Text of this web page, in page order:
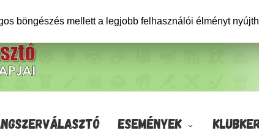
ESEMÉNYEK
böngészés mellett a legjobb felhasználói élményt